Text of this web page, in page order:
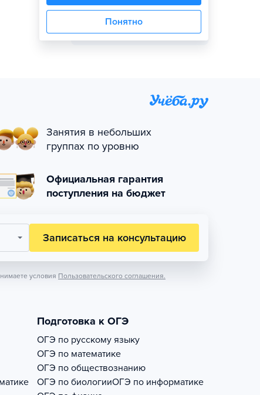
Понятно
Задать вопрос
Занятия в небольших
группах по уровню
Официальная гарантия
поступления на бюджет
Записаться на консультацию
условия Пользовательского соглашения.
Подготовка к ОГЭ
ОГЭ по русскому языку
ОГЭ по математике
ОГЭ по обществознанию
ОГЭ по биологииОГЭ по информатике